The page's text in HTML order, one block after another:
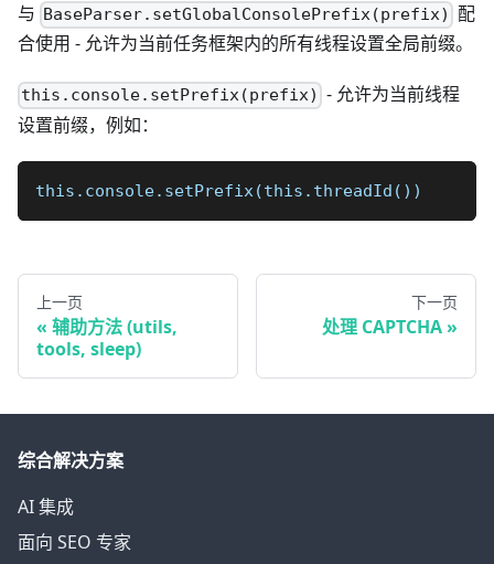
与 BaseParser.setGlobalConsolePrefix(prefix)
配
合使用 - 允许为当前任务框架内的所有线程设置全局前缀。
this.console.setPrefix(prefix) - 允许为当前线程
设置前缀，例如：
this.console.setPrefix(this.threadId())
上一页
辅助方法 (utils,
tools, sleep)
下一页
处理 CAPTCHA
综合解决方案
AI 集成
面向 SEO 专家